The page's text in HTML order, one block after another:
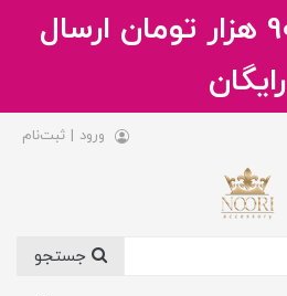
خرید بالای 900 هزار تومان ارسال
رایگان
ورود | ثبت‌نام